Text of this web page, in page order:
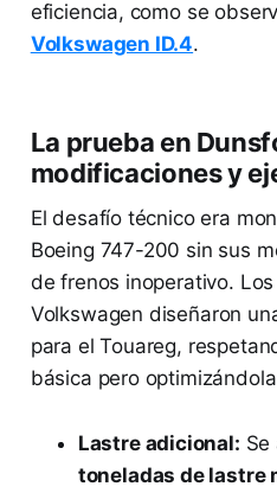
eficiencia, como se
Volkswagen ID.4.
La prueba en
modificaciones y
El desafío técnico era
Boeing 747-200 sin sus
de frenos inoperativo.
Volkswagen diseñaron
para el Touareg,
básica pero
Lastre adicional:
toneladas de lastre